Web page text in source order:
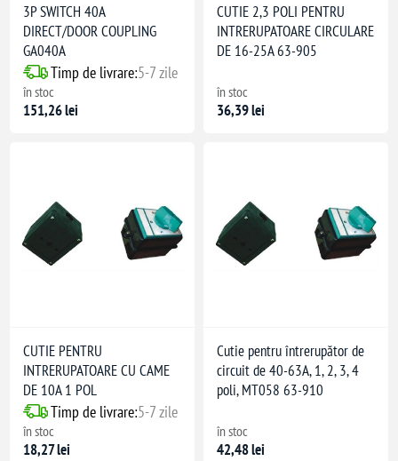
3P SWITCH 40A
DIRECT/DOOR COUPLING
GA040A
Timp de livrare:5-7 zile
în stoc
151,26 lei
CUTIE 2,3 POLI PENTRU
INTRERUPATOARE CIRCULARE
DE 16-25A 63-905
în stoc
36,39 lei
CUTIE PENTRU
INTRERUPATOARE CU CAME
DE 10A 1 POL
Timp de livrare:5-7 zile
în stoc
18,27 lei
Cutie pentru întrerupător de
circuit de 40-63A, 1, 2, 3, 4
poli, MT058 63-910
în stoc
42,48 lei